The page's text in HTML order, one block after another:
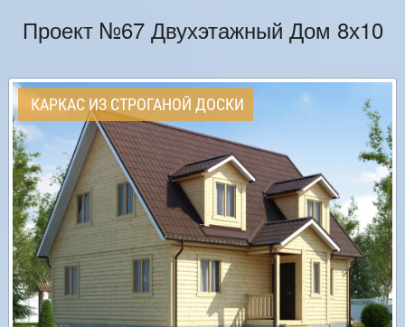
Проект №67 Двухэтажный Дом 8х10
КАРКАС ИЗ СТРОГАНОЙ ДОСКИ